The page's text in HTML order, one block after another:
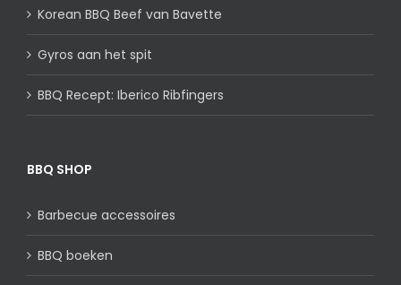
Korean BBQ Beef van Bavette
Gyros aan het spit
BBQ Recept: Iberico Ribfingers
BBQ SHOP
Barbecue accessoires
BBQ boeken